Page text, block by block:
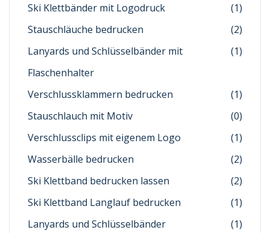
Ski Klettbänder mit Logodruck
(1)
Stauschläuche bedrucken
(2)
Lanyards und Schlüsselbänder mit
Flaschenhalter
(1)
Verschlussklammern bedrucken
(1)
Stauschlauch mit Motiv
(0)
Verschlussclips mit eigenem Logo
(1)
Wasserbälle bedrucken
(2)
Ski Klettband bedrucken lassen
(2)
Ski Klettband Langlauf bedrucken
(1)
Lanyards und Schlüsselbänder
(1)